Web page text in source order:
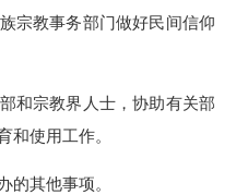
宗教事务部门做好民间信仰
宗教界人士，协助有关部
和使用工作。
的其他事项。